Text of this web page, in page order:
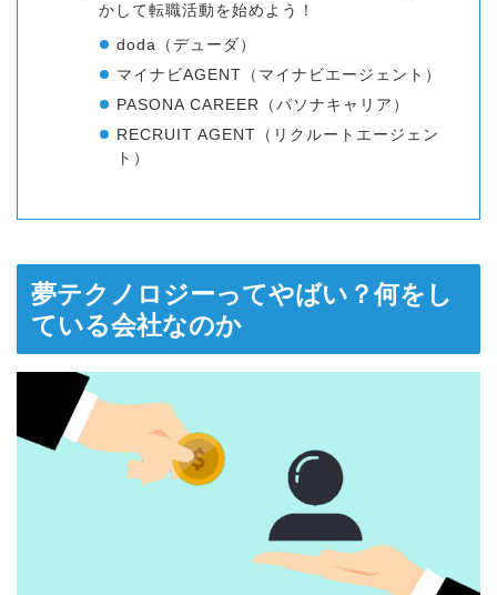
かして転職活動を始めよう！
doda（デューダ）
マイナビAGENT（マイナビエージェント）
PASONA CAREER（パソナキャリア）
RECRUIT AGENT（リクルートエージェン
ト）
夢テクノロジーってやばい？何をし
ている会社なのか